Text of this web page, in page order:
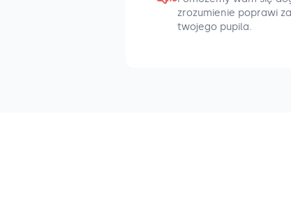
zrozumienie poprawi
twojego pupila.